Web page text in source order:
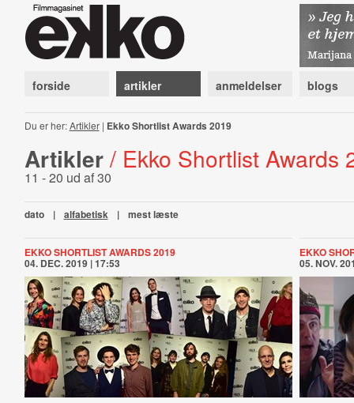
forside artikler anmeldelser blogs
Du er her:Artikler| Ekko Shortlist Awards 2019
Artikler / Ekko Shortlist Awards
11 - 20 ud af 30
dato | alfabetisk | mest læste
EKKO SHORTLIST AWARDS 2019
04. DEC. 2019 | 17:53
EKKO
05. NOV.